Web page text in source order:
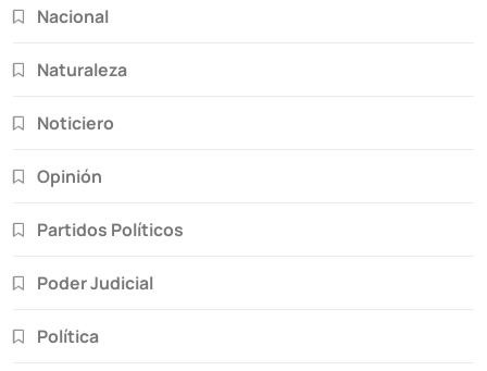
Nacional
Naturaleza
Noticiero
Opinión
Partidos Políticos
Poder Judicial
Política